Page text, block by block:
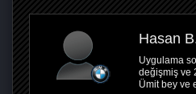
Hasan
Uygulama
değişmiş ve
Ümit bey ve